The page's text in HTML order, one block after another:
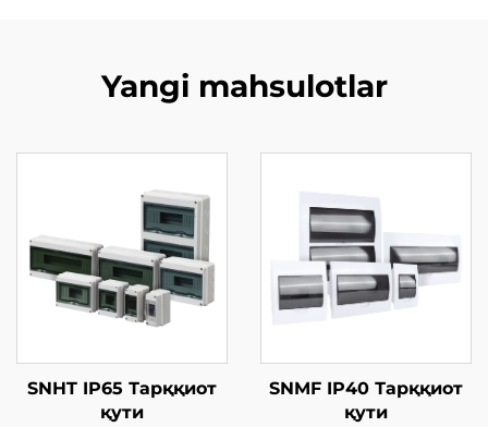
Yangi mahsulotlar
SNHT IP65 Тарққиот
қути
SNMF IP40 Тарққиот
қути